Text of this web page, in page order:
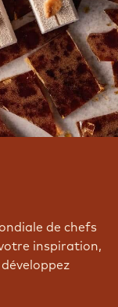
de chefs
inspiration,